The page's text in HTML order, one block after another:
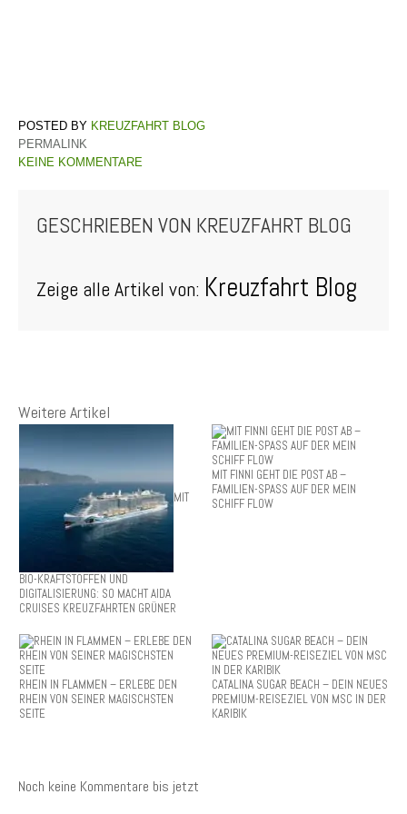
KREUZFAHRT BLOG
PERMALINK
KEINE KOMMENTARE
GESCHRIEBEN VON KREUZFAHRT BLOG
Zeige alle Artikel von: Kreuzfahrt Blog
Weitere Artikel
MIT
BIO-KRAFTSTOFFEN UND
DIGITALISIERUNG: SO MACHT AIDA
CRUISES KREUZFAHRTEN GRÜNER
MIT FINNI GEHT DIE POST AB –
FAMILIEN-SPASS AUF DER MEIN
SCHIFF FLOW
RHEIN IN FLAMMEN – ERLEBE DEN
RHEIN VON SEINER MAGISCHSTEN
SEITE
CATALINA SUGAR BEACH – DEIN NEUES
PREMIUM-REISEZIEL VON MSC IN DER
KARIBIK
Noch keine Kommentare bis jetzt